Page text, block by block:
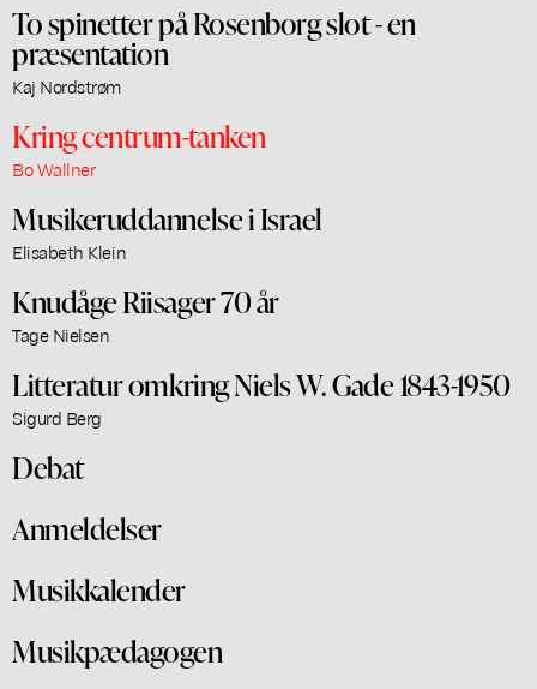
To spinetter på Rosenborg slot - en
præsentation
Kaj Nordstrøm
Kring centrum-tanken
Bo Wallner
Musikeruddannelse i Israel
Elisabeth Klein
Knudåge Riisager 70 år
Tage Nielsen
Litteratur omkring Niels W. Gade 1843-1950
Sigurd Berg
Debat
Anmeldelser
Musikkalender
Musikpædagogen